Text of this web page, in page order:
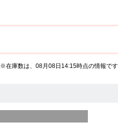
※在庫数は、08月08日14:15時点の情報です